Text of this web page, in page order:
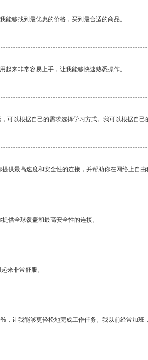
能够找到最优惠的价格，买到最合适的商品。
起来非常容易上手，让我能够快速熟悉操作。
可以根据自己的需求选择学习方式。我可以根据自己
供最高速度和安全性的连接，并帮助你在网络上自由
供全球覆盖和最高安全性的连接。
来非常舒服。
，让我能够更轻松地完成工作任务。我以前经常加班